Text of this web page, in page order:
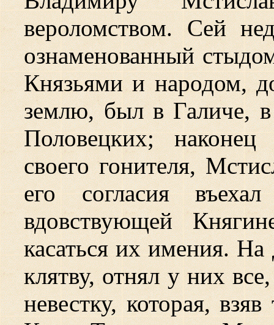
вероломством. Сей
ознаменованный
Князьями и народом,
землю, был в Галиче,
Половецких;
своего гонителя,
его согласия
вдовствующей
касаться их имения.
клятву, отнял у них
невестку, которая,